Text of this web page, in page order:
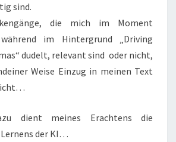
sind.
die mich im Moment
im Hintergrund „Driving
dudelt, relevant sind oder nicht,
Weise Einzug in meinen Text
dient meines Erachtens die
der KI…